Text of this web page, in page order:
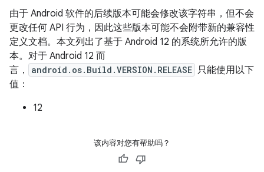
由于 Android 软件的后续版本可能会修改该字符串，但不会
更改任何 API 行为，因此这些版本可能不会附带新的兼容性
定义文档。本文列出了基于 Android 12 的系统所允许的版
本。对于 Android 12 而
言，
android.os.Build.VERSION.RELEASE 只能使用以下
值：
12
该内容对您有帮助吗？